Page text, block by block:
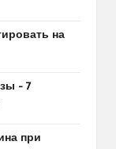
на
– 7
при